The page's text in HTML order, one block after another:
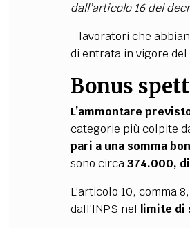
dall’articolo 16 del
- lavoratori che
di entrata in vigore del
Bonus
L’ammontare
categorie più colpite
pari a una somma
sono circa374.000,
L’articolo 10, comma
dall'INPS nel limite di